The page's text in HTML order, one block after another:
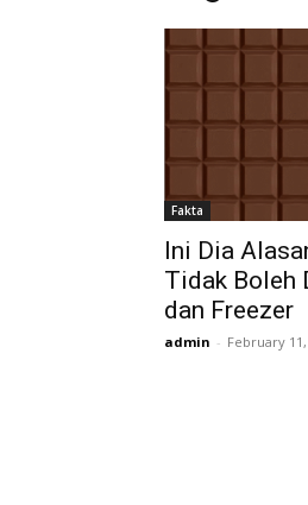
Fakta
Ini Dia
Tidak Boleh
dan Freezer
admin - February